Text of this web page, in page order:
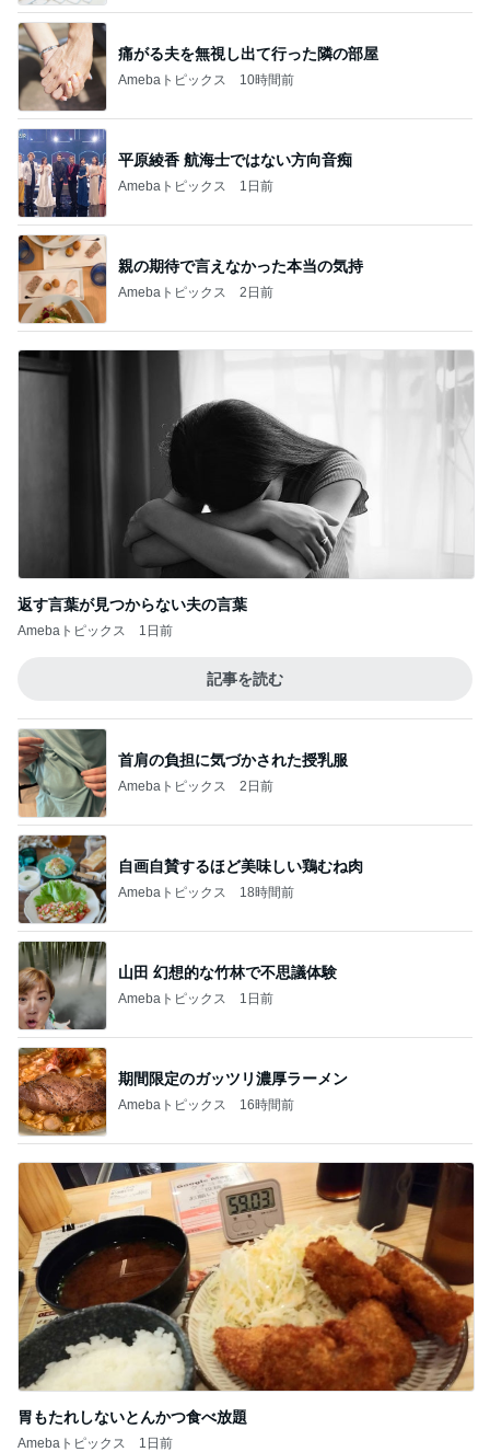
痛がる夫を無視し出て行った隣の部屋
Amebaトピックス 10時間前
平原綾香 航海士ではない方向音痴
Amebaトピックス 1日前
親の期待で言えなかった本当の気持
Amebaトピックス 2日前
返す言葉が見つからない夫の言葉
Amebaトピックス 1日前
記事を読む
首肩の負担に気づかされた授乳服
Amebaトピックス 2日前
自画自賛するほど美味しい鶏むね肉
Amebaトピックス 18時間前
山田 幻想的な竹林で不思議体験
Amebaトピックス 1日前
期間限定のガッツリ濃厚ラーメン
Amebaトピックス 16時間前
胃もたれしないとんかつ食べ放題
Amebaトピックス 1日前